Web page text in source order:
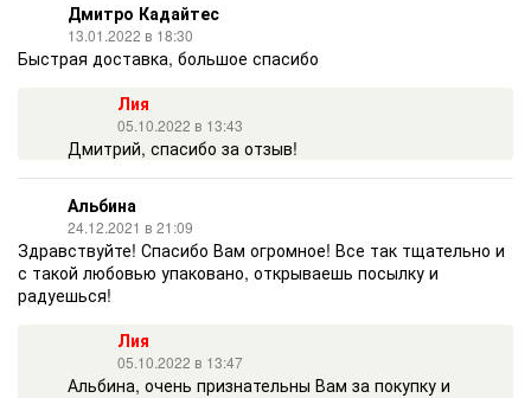
Дмитро Кадайтес
13.01.2022 в 18:30
Быстрая доставка, большое спасибо
Лия
05.10.2022 в 13:43
Дмитрий, спасибо за отзыв!
Альбина
24.12.2021 в 21:09
Здравствуйте! Спасибо Вам огромное! Все так тщательно и
с такой любовью упаковано, открываешь посылку и
радуешься!
Лия
05.10.2022 в 13:47
Альбина, очень признательны Вам за покупку и